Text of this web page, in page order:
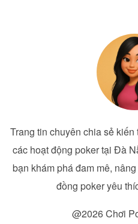
Trang tin chuyên chia sẻ
các hoạt động poker tại Đà
bạn khám phá đam mê,
đồng poker yêu
@2026 Chơi